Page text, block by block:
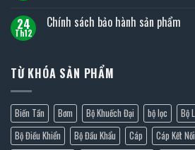
Top
1
cầm
tay
bảo
mật
bình
luận
trả
sản
24
Th12
Chính sách bảo hành sản phẩm
luận
ở
Chính
hành
sản
phẩm
TỪ KHÓA SẢN PHẨM
Biến Tần Bơm Bộ Khuếch Đại bộ lọc Bộ
Bộ Điều Khiển
Bộ Đầu Khẩu Cáp Cáp Kết Nối